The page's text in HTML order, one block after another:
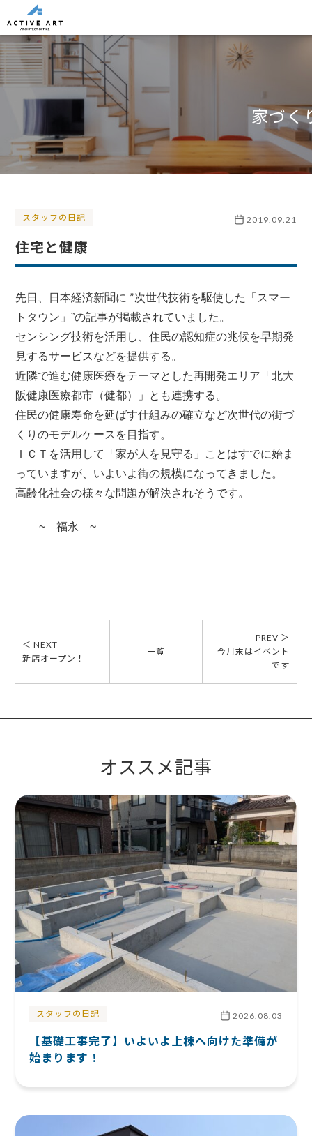
家づく
スタッフの日記 2019.09.21
住宅と健康
先日、日本経済新聞に ”次世代技術を駆使した「スマー
トタウン」”の記事が掲載されていました。
センシング技術を活用し、住民の認知症の兆候を早期発
見するサービスなどを提供する。
近隣で進む健康医療をテーマとした再開発エリア「北大
阪健康医療都市（健都）」とも連携する。
住民の健康寿命を延ばす仕組みの確立など次世代の街づ
くりのモデルケースを目指す。
ＩＣＴを活用して「家が人を見守る」ことはすでに始ま
っていますが、いよいよ街の規模になってきました。
高齢化社会の様々な問題が解決されそうです。
~ 福永 ~
＜ NEXT
新店オープン！
一覧
PREV ＞
今月末はイベント
です
オススメ記事
スタッフの日記 2026.08.03
【基礎工事完了】いよいよ上棟へ向けた準備が
始まります！